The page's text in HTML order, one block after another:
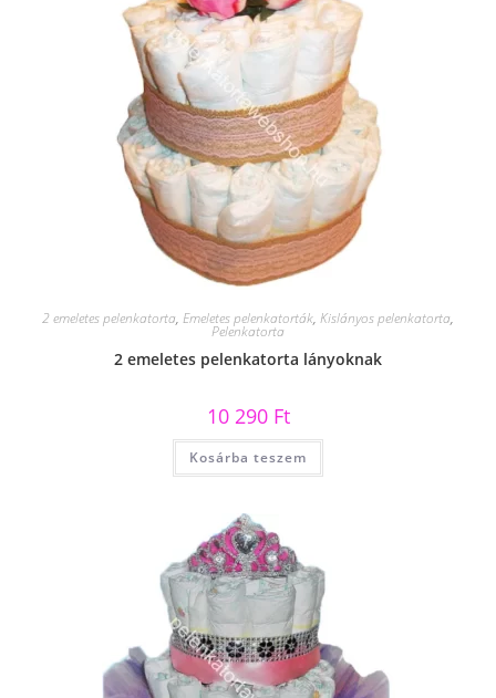
2 emeletes pelenkatorta, Emeletes pelenkatorták, Kislányos pelenkatorta,
Pelenkatorta
2 emeletes pelenkatorta lányoknak
10 290 Ft
Kosárba teszem